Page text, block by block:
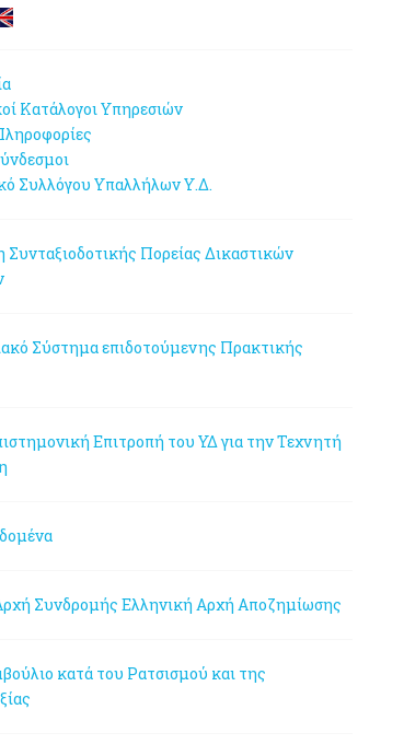
Κατάλογοι Υπηρεσιών
Συλλόγου Υπαλλήλων Υ.Δ.
Πορείας Δικαστικών
Σύστημα επιδοτούμενης Πρακτικής
Επιτροπή του ΥΔ για την Τεχνητή
Συνδρομής Ελληνική Αρχή Αποζημίωσης
κατά του Ρατσισμού και της